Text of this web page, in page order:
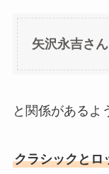
矢沢永吉さん
と関係があるよ
クラシックとロ